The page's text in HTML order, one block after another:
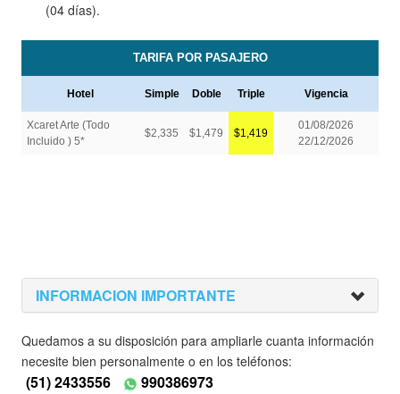
(04 días).
INFORMACION IMPORTANTE
Quedamos a su disposición para ampliarle cuanta información
necesite bien personalmente o en los teléfonos:
(51) 2433556 990386973